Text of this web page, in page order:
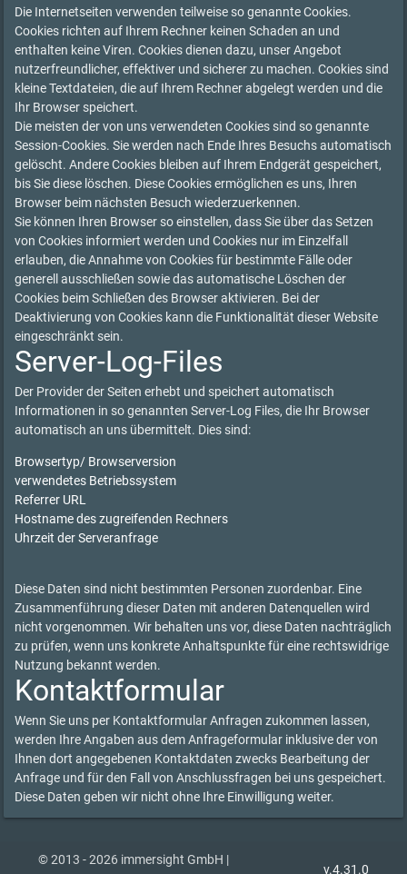
Die Internetseiten verwenden teilweise so genannte Cookies.
Cookies richten auf Ihrem Rechner keinen Schaden an und
enthalten keine Viren. Cookies dienen dazu, unser Angebot
nutzerfreundlicher, effektiver und sicherer zu machen. Cookies sind
kleine Textdateien, die auf Ihrem Rechner abgelegt werden und die
Ihr Browser speichert.
Die meisten der von uns verwendeten Cookies sind so genannte
Session-Cookies. Sie werden nach Ende Ihres Besuchs automatisch
gelöscht. Andere Cookies bleiben auf Ihrem Endgerät gespeichert,
bis Sie diese löschen. Diese Cookies ermöglichen es uns, Ihren
Browser beim nächsten Besuch wiederzuerkennen.
Sie können Ihren Browser so einstellen, dass Sie über das Setzen
von Cookies informiert werden und Cookies nur im Einzelfall
erlauben, die Annahme von Cookies für bestimmte Fälle oder
generell ausschließen sowie das automatische Löschen der
Cookies beim Schließen des Browser aktivieren. Bei der
Deaktivierung von Cookies kann die Funktionalität dieser Website
eingeschränkt sein.
Server-Log-Files
Der Provider der Seiten erhebt und speichert automatisch
Informationen in so genannten Server-Log Files, die Ihr Browser
automatisch an uns übermittelt. Dies sind:
Browsertyp/ Browserversion
verwendetes Betriebssystem
Referrer URL
Hostname des zugreifenden Rechners
Uhrzeit der Serveranfrage
Diese Daten sind nicht bestimmten Personen zuordenbar. Eine
Zusammenführung dieser Daten mit anderen Datenquellen wird
nicht vorgenommen. Wir behalten uns vor, diese Daten nachträglich
zu prüfen, wenn uns konkrete Anhaltspunkte für eine rechtswidrige
Nutzung bekannt werden.
Kontaktformular
Wenn Sie uns per Kontaktformular Anfragen zukommen lassen,
werden Ihre Angaben aus dem Anfrageformular inklusive der von
Ihnen dort angegebenen Kontaktdaten zwecks Bearbeitung der
Anfrage und für den Fall von Anschlussfragen bei uns gespeichert.
Diese Daten geben wir nicht ohne Ihre Einwilligung weiter.
© 2013 - 2026 immersight GmbH |
v.4.31.0